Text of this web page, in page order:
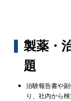
製薬・
題
治験報告書や
り、社内から